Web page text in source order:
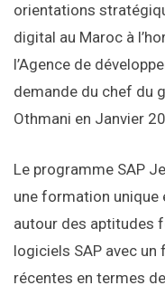
orientations
digital au Maroc à
l’Agence de
demande du chef du
Othmani en Janvier
Le programme SAP
une formation unique
autour des aptitudes
logiciels SAP avec
récentes en termes